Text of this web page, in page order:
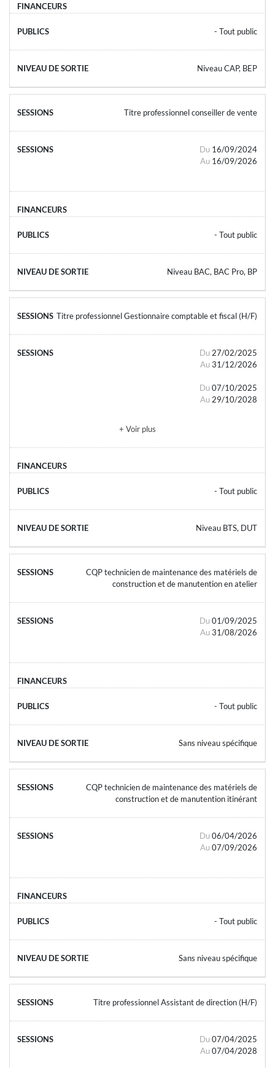
- Tout public
Niveau CAP, BEP
Titre professionnel conseiller de vente
Du 16/09/2024
Au 16/09/2026
- Tout public
Niveau BAC, BAC Pro, BP
Titre professionnel Gestionnaire comptable et fiscal (H/F)
Du 27/02/2025
Au 31/12/2026
Du 07/10/2025
Au 29/10/2028
+ Voir plus
- Tout public
Niveau BTS, DUT
CQP technicien de maintenance des matériels de
construction et de manutention en atelier
Du 01/09/2025
Au 31/08/2026
- Tout public
Sans niveau spécifique
CQP technicien de maintenance des matériels de
construction et de manutention itinérant
Du 06/04/2026
Au 07/09/2026
- Tout public
Sans niveau spécifique
Titre professionnel Assistant de direction (H/F)
Du 07/04/2025
Au 07/04/2028